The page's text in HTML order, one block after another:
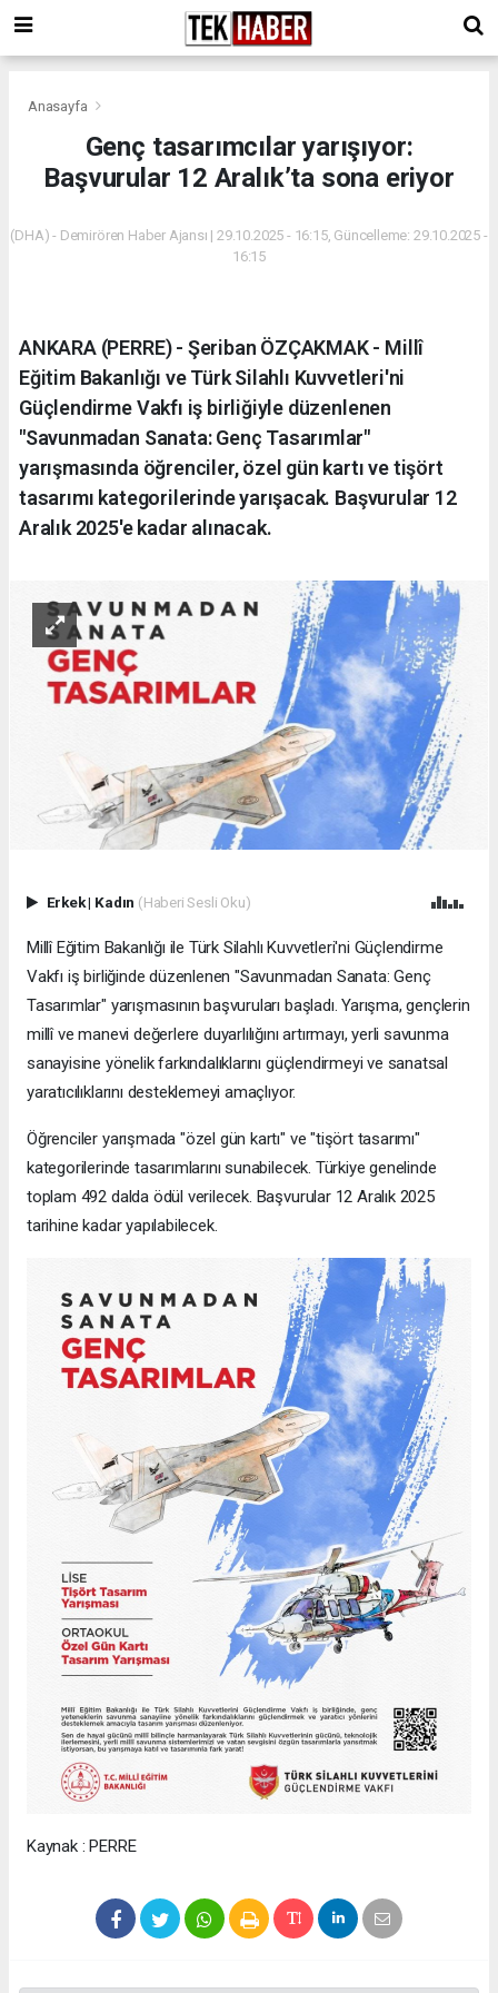
Anasayfa
Genç tasarımcılar yarışıyor:
Başvurular 12 Aralık’ta sona eriyor
(DHA) - Demirören Haber Ajansı | 29.10.2025 - 16:15, Güncelleme: 29.10.2025 -
16:15
ANKARA (PERRE) - Şeriban ÖZÇAKMAK - Millî
Eğitim Bakanlığı ve Türk Silahlı Kuvvetleri'ni
Güçlendirme Vakfı iş birliğiyle düzenlenen
"Savunmadan Sanata: Genç Tasarımlar"
yarışmasında öğrenciler, özel gün kartı ve tişört
tasarımı kategorilerinde yarışacak. Başvurular 12
Aralık 2025'e kadar alınacak.
Erkek| Kadın (Haberi Sesli Oku)
Millî Eğitim Bakanlığı ile Türk Silahlı Kuvvetleri'ni Güçlendirme
Vakfı iş birliğinde düzenlenen "Savunmadan Sanata: Genç
Tasarımlar" yarışmasının başvuruları başladı. Yarışma, gençlerin
millî ve manevi değerlere duyarlılığını artırmayı, yerli savunma
sanayisine yönelik farkındalıklarını güçlendirmeyi ve sanatsal
yaratıcılıklarını desteklemeyi amaçlıyor.
Öğrenciler yarışmada "özel gün kartı" ve "tişört tasarımı"
kategorilerinde tasarımlarını sunabilecek. Türkiye genelinde
toplam 492 dalda ödül verilecek. Başvurular 12 Aralık 2025
tarihine kadar yapılabilecek.
Kaynak : PERRE